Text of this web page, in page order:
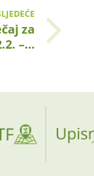
za
–…